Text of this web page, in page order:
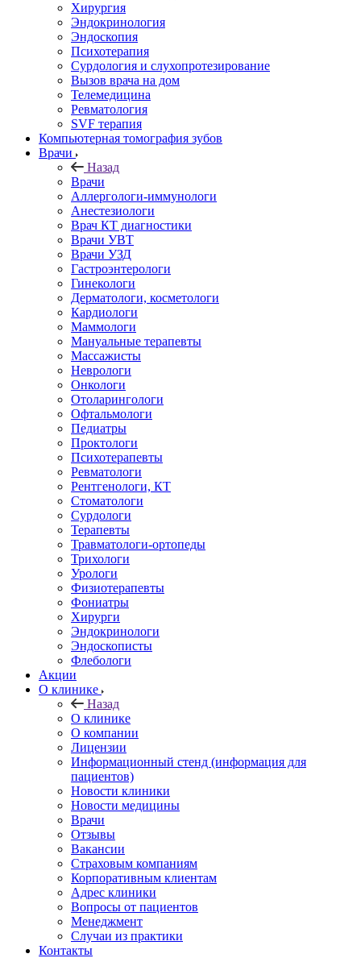
Хирургия
Эндокринология
Эндоскопия
Психотерапия
Сурдология и слухопротезирование
Вызов врача на дом
Телемедицина
Ревматология
SVF терапия
Компьютерная томография зубов
Врачи
Назад
Врачи
Аллергологи-иммунологи
Анестезиологи
Врач КТ диагностики
Врачи УВТ
Врачи УЗД
Гастроэнтерологи
Гинекологи
Дерматологи, косметологи
Кардиологи
Маммологи
Мануальные терапевты
Массажисты
Неврологи
Онкологи
Отоларингологи
Офтальмологи
Педиатры
Проктологи
Психотерапевты
Ревматологи
Рентгенологи, КТ
Стоматологи
Сурдологи
Терапевты
Травматологи-ортопеды
Трихологи
Урологи
Физиотерапевты
Фониатры
Хирурги
Эндокринологи
Эндоскописты
Флебологи
Акции
О клинике
Назад
О клинике
О компании
Лицензии
Информационный стенд (информация для
пациентов)
Новости клиники
Новости медицины
Врачи
Отзывы
Вакансии
Страховым компаниям
Корпоративным клиентам
Адрес клиники
Вопросы от пациентов
Менеджмент
Случаи из практики
Контакты